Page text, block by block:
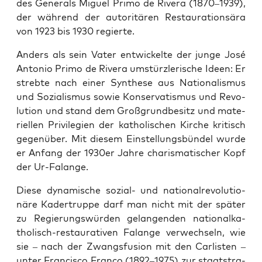
des Gene­rals Miguel Pri­mo de Rive­ra (1870–1939),
der wäh­rend der auto­ri­tä­ren Restau­ra­ti­ons­ära
von 1923 bis 1930 regierte.
Anders als sein Vater ent­wi­ckel­te der jun­ge José
Anto­nio Pri­mo de Rive­ra umstürz­le­ri­sche Ideen: Er
streb­te nach einer Syn­the­se aus Natio­na­lis­mus
und Sozia­lis­mus sowie Kon­ser­va­tis­mus und Revo­
lu­ti­on und stand dem Groß­grund­be­sitz und mate­
ri­el­len Pri­vi­le­gi­en der katho­li­schen Kir­che kri­tisch
gegen­über. Mit die­sem Ein­stel­lungs­bün­del wur­de
er Anfang der 1930er Jah­re cha­ris­ma­ti­scher Kopf
der Ur-Falange.
Die­se dyna­mi­sche sozi­al- und natio­nal­re­vo­lu­tio­
nä­re Kader­trup­pe darf man nicht mit der spä­ter
zu Regie­rungs­wür­den gelan­gen­den natio­nal­ka­
tho­lisch-restau­ra­ti­ven Falan­ge ver­wech­seln, wie
sie – nach der Zwangs­fu­si­on mit den Car­lis­ten –